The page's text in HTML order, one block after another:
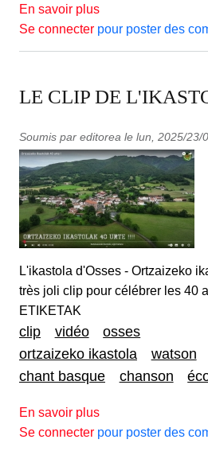
En savoir plussur NOUVEAU
Se connecter pour poster des
LE CLIP DE
Soumis par editorea le lun, 2025/23/
L'ikastola d'Osses - Ortzaizeko
très joli clip pour célébrer les 40
ETIKETAK
clip vidéo
osses
ortzaizeko ikastola
watson
chant basque
chanson
En savoir plussur LE CLIP DE
Se connecter pour poster des